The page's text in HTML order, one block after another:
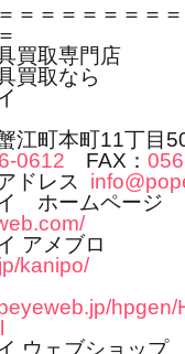
＝＝＝＝＝＝＝
買取専門店
買取なら
江町本町11丁目
0612 FAX：
ドレス
イ ホームページ
アメブロ
kanipo/
hpgen/
ウェブショップ